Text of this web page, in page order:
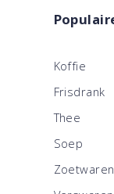
Koffie
Frisdrank
Thee
Soep
Zoetwaren